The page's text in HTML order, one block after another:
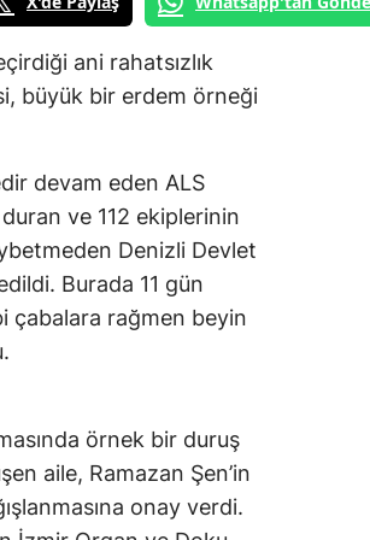
ani rahatsızlık
büyük bir erdem örneği
devam eden ALS
ve 112 ekiplerinin
Denizli Devlet
Burada 11 gün
çabalara rağmen beyin
örnek bir duruş
aile, Ramazan Şen’in
onay verdi.